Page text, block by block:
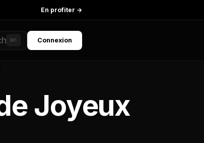
En profiter →
⌘K Connexion
Joyeux